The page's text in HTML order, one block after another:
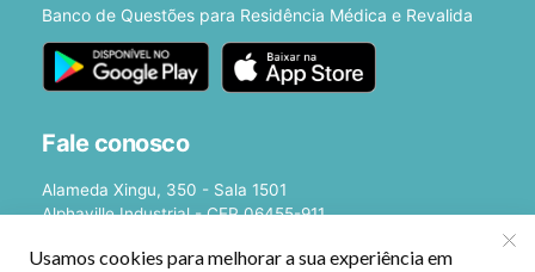
Banco de Questões para Residência Médica e Revalida
Fale conosco
Alameda Xingu, 350 - Sala 1501
Alphaville Industrial - CEP 06455-911